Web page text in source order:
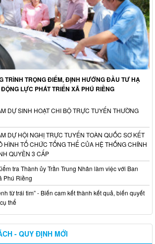
TRÌNH TRỌNG ĐIỂM, ĐỊNH HƯỚNG ĐẦU TƯ HẠ
LỰC PHÁT TRIỂN XÃ PHÚ RIỀNG
DỰ SINH HOẠT CHI BỘ TRỰC TUYẾN THƯỜNG
DỰ HỘI NGHỊ TRỰC TUYẾN TOÀN QUỐC SƠ KẾT
HÌNH TỔ CHỨC TỔNG THỂ CỦA HỆ THỐNG CHÍNH
QUYỀN 3 CẤP
tra Thành ủy Trần Trung Nhân làm việc với Ban
Phú Riềng
từ trái tim” - Biến cam kết thành kết quả, biến quyết
thể
- QUY ĐỊNH MỚI